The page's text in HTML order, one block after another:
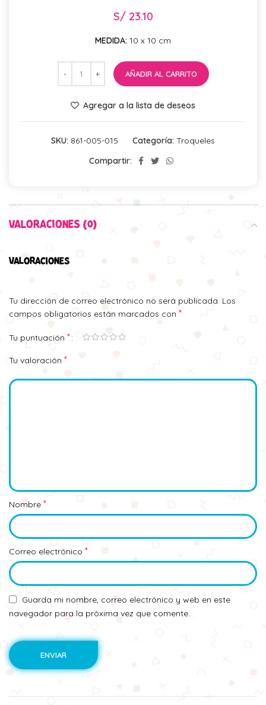
S/23.10
MEDIDA: 10 x 10 cm
AÑADIR AL CARRITO
Agregar a la lista de deseos
SKU: 861-005-015 Categoría: Troqueles
Compartir:
VALORACIONES (0)
VALORACIONES
Tu dirección de correo electrónico no será publicada. Los
campos obligatorios están marcados con *
Tu puntuación *
Tu valoración *
Nombre *
Correo electrónico *
Guarda mi nombre, correo electrónico y web en este
navegador para la próxima vez que comente.